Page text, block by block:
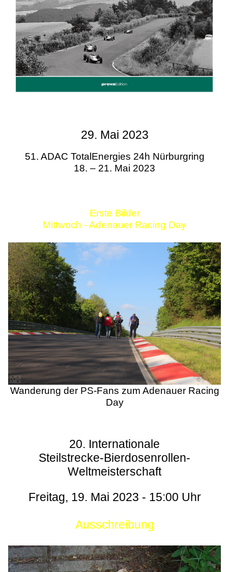
29. Mai 2023
51. ADAC TotalEnergies 24h Nürburgring
18. – 21. Mai 2023
Erste Bilder
Mittwoch - Adenauer Racing Day
Wanderung der PS-Fans zum Adenauer Racing
Day
20. Internationale
Steilstrecke-Bierdosenrollen-
Weltmeisterschaft
Freitag, 19. Mai 2023 - 15:00 Uhr
Ausschreibung